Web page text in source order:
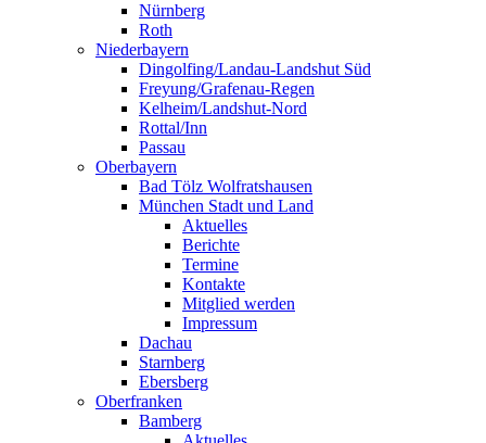
Nürnberg
Roth
Niederbayern
Dingolfing/Landau-Landshut Süd
Freyung/Grafenau-Regen
Kelheim/Landshut-Nord
Rottal/Inn
Passau
Oberbayern
Bad Tölz Wolfratshausen
München Stadt und Land
Aktuelles
Berichte
Termine
Kontakte
Mitglied werden
Impressum
Dachau
Starnberg
Ebersberg
Oberfranken
Bamberg